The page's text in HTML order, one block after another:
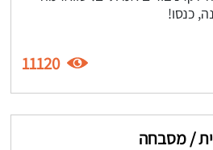
כנסו!
11120
/ מסבחה